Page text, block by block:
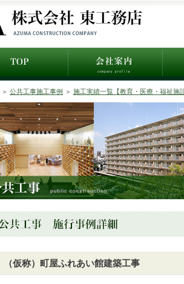
＞ 公共工事施工事例 ＞ 施工実績一覧【教育・医療・福祉施
（仮称）町屋ふれあい館建築工事